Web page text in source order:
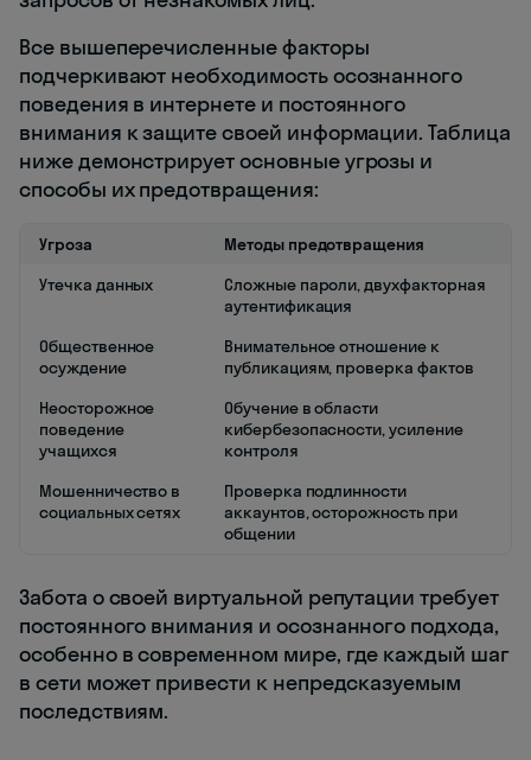
Все вышеперечисленные факторы
подчеркивают необходимость осознанного
поведения в интернете и постоянного
внимания к защите своей информации. Таблица
ниже демонстрирует основные угрозы и
способы их предотвращения:
Угроза
Методы предотвращения
Утечка данных
Сложные пароли, двухфакторная
аутентификация
Общественное
осуждение
Внимательное отношение к
публикациям, проверка фактов
Неосторожное
поведение
учащихся
Обучение в области
кибербезопасности, усиление
контроля
Мошенничество в
социальных сетях
Проверка подлинности
аккаунтов, осторожность при
общении
Забота о своей виртуальной репутации требует
постоянного внимания и осознанного подхода,
особенно в современном мире, где каждый шаг
в сети может привести к непредсказуемым
последствиям.